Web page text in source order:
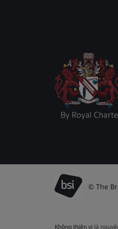
© The
Không thiên vị là